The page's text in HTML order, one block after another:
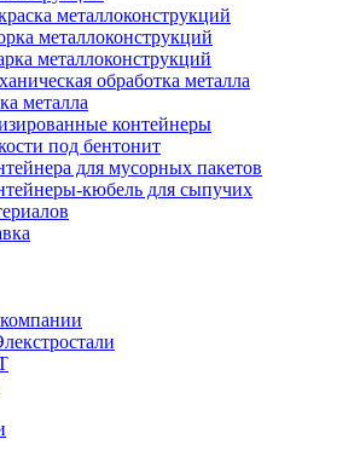
металлоконструкций
металлоконструкций
металлоконструкций
обработка металла
металла
контейнеры
под бентонит
для мусорных пакетов
кюбель для сыпучих